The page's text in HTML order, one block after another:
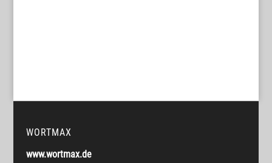
WORTMAX
www.wortmax.de